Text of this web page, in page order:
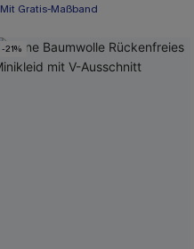
Mit Gratis-Maßband
Mit Gratis-Maßband
-21%